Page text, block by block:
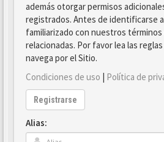
además otorgar permisos
registrados. Antes de identificarse
familiarizado con nuestros
relacionadas. Por favor lea las
navega por el Sitio.
Condiciones de uso | Política de
Registrarse
Alias: